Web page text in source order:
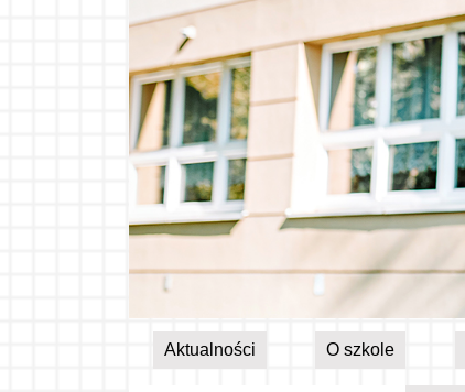
Aktualności O szkole